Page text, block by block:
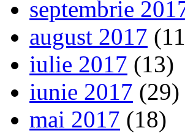
septembrie
august 2017
iulie 2017 (13)
iunie 2017 (29)
mai 2017 (18)